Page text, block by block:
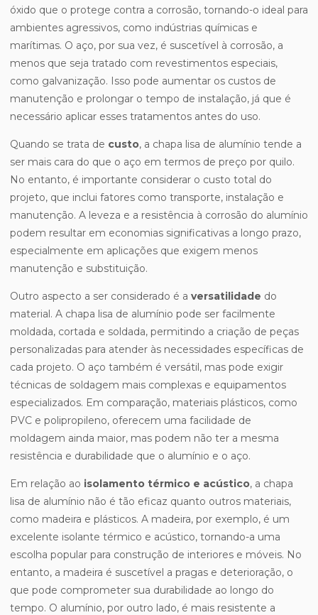
óxido que o protege contra a corrosão, tornando-o ideal para
ambientes agressivos, como indústrias químicas e
marítimas. O aço, por sua vez, é suscetível à corrosão, a
menos que seja tratado com revestimentos especiais,
como galvanização. Isso pode aumentar os custos de
manutenção e prolongar o tempo de instalação, já que é
necessário aplicar esses tratamentos antes do uso.
Quando se trata de custo, a chapa lisa de alumínio tende a
ser mais cara do que o aço em termos de preço por quilo.
No entanto, é importante considerar o custo total do
projeto, que inclui fatores como transporte, instalação e
manutenção. A leveza e a resistência à corrosão do alumínio
podem resultar em economias significativas a longo prazo,
especialmente em aplicações que exigem menos
manutenção e substituição.
Outro aspecto a ser considerado é a versatilidade do
material. A chapa lisa de alumínio pode ser facilmente
moldada, cortada e soldada, permitindo a criação de peças
personalizadas para atender às necessidades específicas de
cada projeto. O aço também é versátil, mas pode exigir
técnicas de soldagem mais complexas e equipamentos
especializados. Em comparação, materiais plásticos, como
PVC e polipropileno, oferecem uma facilidade de
moldagem ainda maior, mas podem não ter a mesma
resistência e durabilidade que o alumínio e o aço.
Em relação ao isolamento térmico e acústico, a chapa
lisa de alumínio não é tão eficaz quanto outros materiais,
como madeira e plásticos. A madeira, por exemplo, é um
excelente isolante térmico e acústico, tornando-a uma
escolha popular para construção de interiores e móveis. No
entanto, a madeira é suscetível a pragas e deterioração, o
que pode comprometer sua durabilidade ao longo do
tempo. O alumínio, por outro lado, é mais resistente a